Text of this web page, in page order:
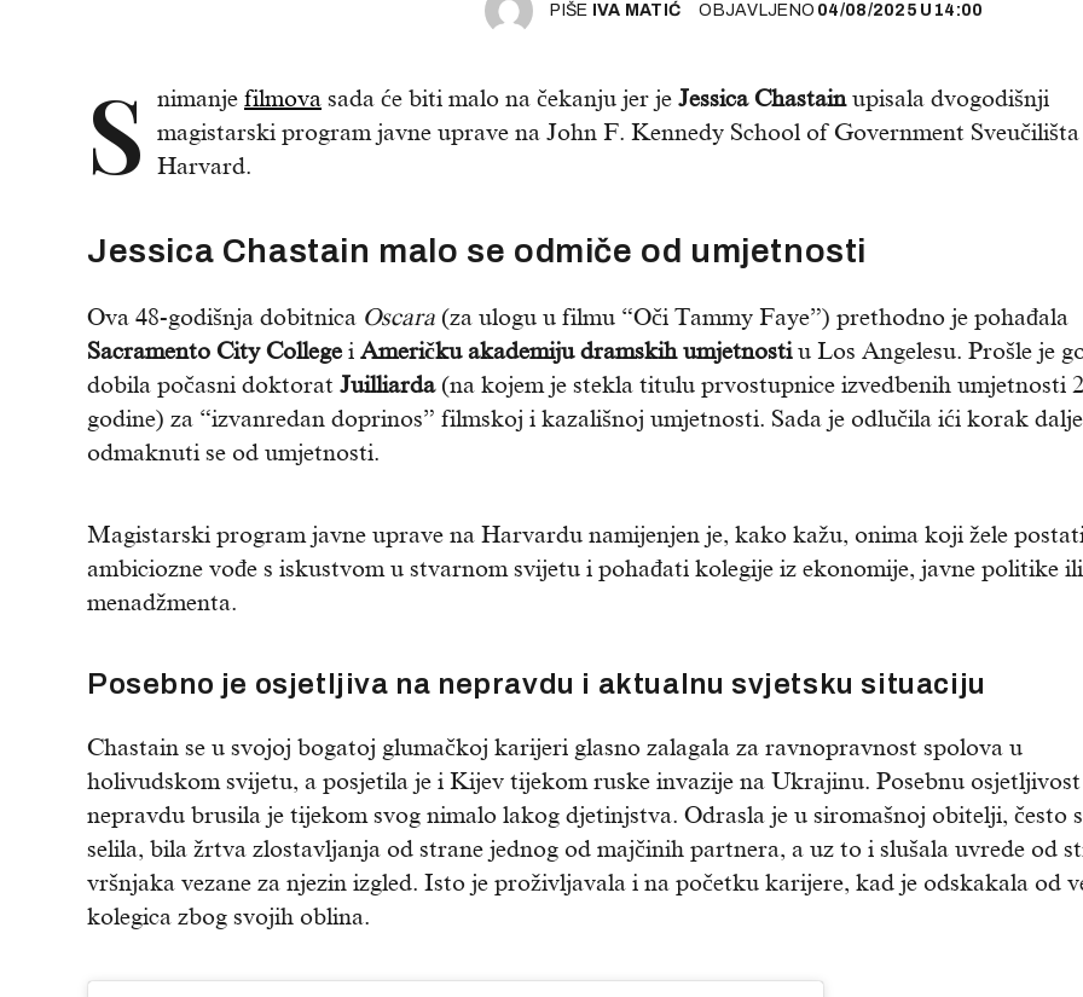
PIŠE IVA MATIĆ OBJAVLJENO 04/08/2025 U 14:00
S nimanje filmova sada će biti malo na čekanju jer je Jessica Chastainupisala dvogodišnji
magistarski program javne uprave na John F. Kennedy School of Government Sveučilišta
Harvard.
Jessica Chastain malo se odmiče od umjetnosti
Ova 48-godišnja dobitnica Oscara (za ulogu u filmu “Oči Tammy Faye”) prethodno je pohađala
Sacramento City College i Američku akademiju dramskih umjetnostiu Los Angelesu. Prošle je
dobila počasni doktorat Juilliarda(na kojem je stekla titulu prvostupnice izvedbenih umjetnosti
godine) za “izvanredan doprinos” filmskoj i kazališnoj umjetnosti. Sada je odlučila ići korak
odmaknuti se od umjetnosti.
Magistarski program javne uprave na Harvardu namijenjen je, kako kažu, onima koji žele
ambiciozne vođe s iskustvom u stvarnom svijetu i pohađati kolegije iz ekonomije, javne politike ili
menadžmenta.
Posebno je osjetljiva na nepravdu i aktualnu svjetsku situaciju
Chastain se u svojoj bogatoj glumačkoj karijeri glasno zalagala za ravnopravnost spolova u
holivudskom svijetu, a posjetila je i Kijev tijekom ruske invazije na Ukrajinu. Posebnu
nepravdu brusila je tijekom svog nimalo lakog djetinjstva. Odrasla je u siromašnoj obitelji, često
selila, bila žrtva zlostavljanja od strane jednog od majčinih partnera, a uz to i slušala uvrede od
vršnjaka vezane za njezin izgled. Isto je proživljavala i na početku karijere, kad je odskakala od
kolegica zbog svojih oblina.